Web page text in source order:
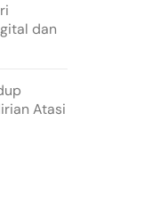
dan
Atasi